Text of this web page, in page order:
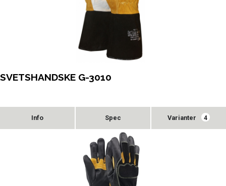
SVETSHANDSKE G-3010
Varianter 4